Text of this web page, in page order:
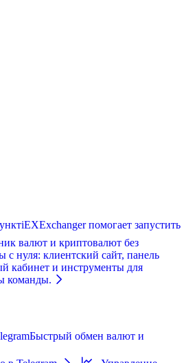
iEXExchanger помогает запустить
валют и криптовалют без
с нуля: клиентский сайт, панель
кабинет и инструменты для
команды.
Быстрый обмен валют и